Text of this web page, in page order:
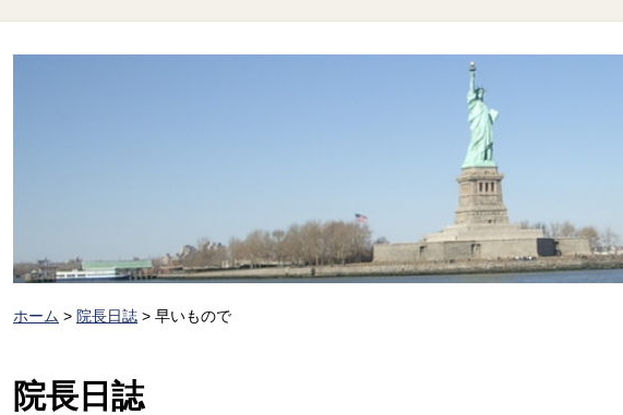
ホーム > 院長日誌 > 早いもので
院長日誌